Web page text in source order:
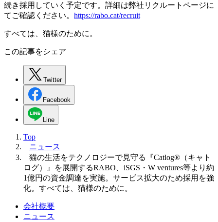
続き採用していく予定です。詳細は弊社リクルートページに
てご確認ください。 https://rabo.cat/recruit
すべては、猫様のために。
この記事をシェア
Twitter
Facebook
Line
Top
ニュース
猫の⽣活をテクノロジーで⾒守る『Catlog®（キャト
ログ）』を展開するRABO、iSGS・W ventures等より約
1億円の資⾦調達を実施。サービス拡大のため採用を強
化。すべては、猫様のために。
会社概要
ニュース